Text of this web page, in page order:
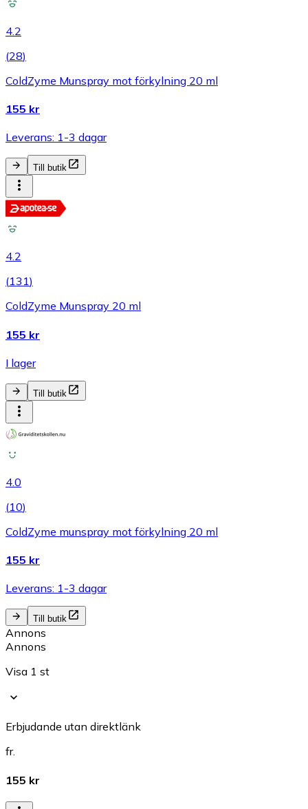
4.2
(28)
ColdZyme Munspray mot förkylning 20 ml
155 kr
Leverans: 1-3 dagar
Till butik
4.2
(131)
ColdZyme Munspray 20 ml
155 kr
I lager
Till butik
4.0
(10)
ColdZyme munspray mot förkylning 20 ml
155 kr
Leverans: 1-3 dagar
Till butik
Annons
Annons
Visa 1 st
Erbjudande utan direktlänk
fr.
155 kr